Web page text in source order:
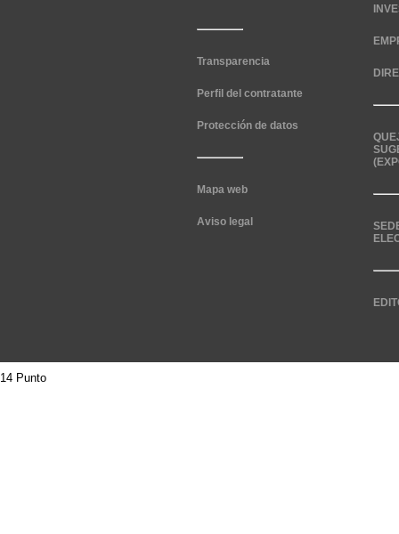
Transparencia
Perfil del contratante
Protección de datos
Mapa web
Aviso legal
14 Punto